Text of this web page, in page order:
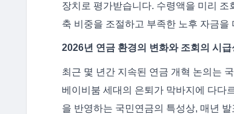
장치로 평가받습니다. 수령액을 미리
축 비중을 조절하고 부족한 노후 자금
2026년 연금 환경의 변화와 조회의 시급
최근 몇 년간 지속된 연금 개혁 논의는
베이비붐 세대의 은퇴가 막바지에 다다
을 반영하는 국민연금의 특성상, 매년